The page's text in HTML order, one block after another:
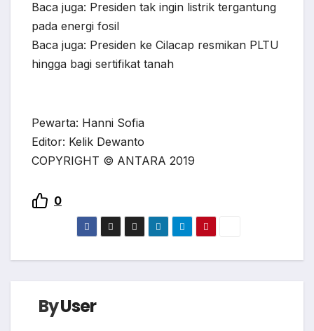
Baca juga: Presiden tak ingin listrik tergantung
pada energi fosil
Baca juga: Presiden ke Cilacap resmikan PLTU
hingga bagi sertifikat tanah
Pewarta: Hanni Sofia
Editor: Kelik Dewanto
COPYRIGHT © ANTARA 2019
0
ByUser